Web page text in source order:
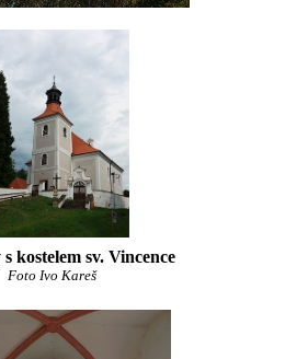
kostelem sv. Vincence
Foto Ivo Kareš